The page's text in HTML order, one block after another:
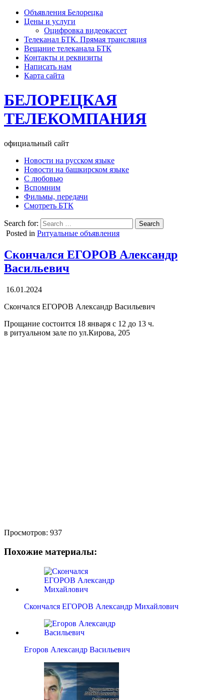
Объявления Белорецка
Цены и услуги
Оцифровка видеокассет
Телеканал БТК. Прямая трансляция
Вещание телеканала БТК
Контакты и реквизиты
Написать нам
Карта сайта
БЕЛОРЕЦКАЯ
ТЕЛЕКОМПАНИЯ
официальный сайт
Новости на русском языке
Новости на башкирском языке
С любовью
Вспомним
Фильмы, передачи
Смотреть БТК
Search for:
Posted in Ритуальные объявления
Скончался ЕГОРОВ Александр
Васильевич
16.01.2024
Скончался ЕГОРОВ Александр Васильевич
Прощание состоится 18 января с 12 до 13 ч.
в ритуальном зале по ул.Кирова, 205
Просмотров: 937
Похожие материалы:
Скончался ЕГОРОВ Александр Михайлович
Егоров Александр Васильевич